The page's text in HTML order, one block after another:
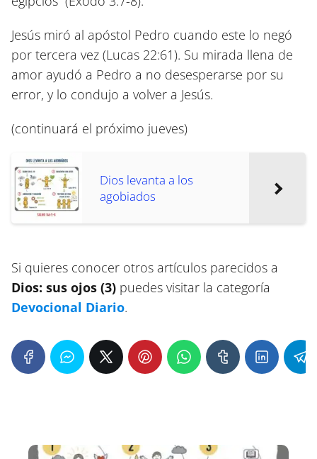
Jesús miró al apóstol Pedro cuando este lo negó
por tercera vez (Lucas 22:61). Su mirada llena de
amor ayudó a Pedro a no desesperarse por su
error, y lo condujo a volver a Jesús.
(continuará el próximo jueves)
Dios levanta a los
agobiados
Si quieres conocer otros artículos parecidos a
Dios: sus ojos (3) puedes visitar la categoría
Devocional Diario.